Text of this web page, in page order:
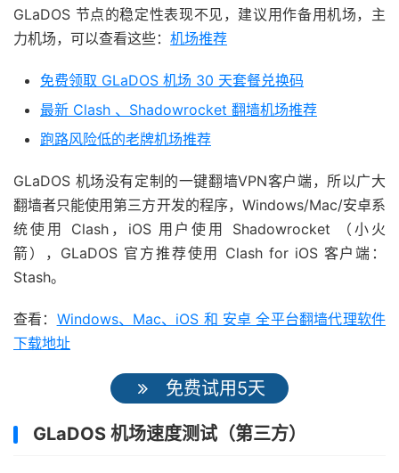
GLaDOS 节点的稳定性表现不见，建议用作备用机场，主
力机场，可以查看这些： 机场推荐
免费领取 GLaDOS 机场 30 天套餐兑换码
最新 Clash 、Shadowrocket 翻墙机场推荐
跑路风险低的老牌机场推荐
GLaDOS 机场没有定制的一键翻墙VPN客户端，所以广大
翻墙者只能使用第三方开发的程序，Windows/Mac/安卓系
统使用 Clash，iOS 用户使用 Shadowrocket （小火
箭），GLaDOS 官方推荐使用 Clash for iOS 客户端：
Stash。
查看： Windows、Mac、iOS 和 安卓 全平台翻墙代理软件
下载地址
免费试用5天
GLaDOS 机场速度测试（第三方）